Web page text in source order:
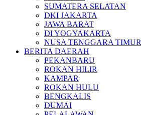
SUMATERA SELATAN
DKI JAKARTA
JAWA BARAT
DI YOGYAKARTA
NUSA TENGGARA TIMUR
BERITA DAERAH
PEKANBARU
ROKAN HILIR
KAMPAR
ROKAN HULU
BENGKALIS
DUMAI